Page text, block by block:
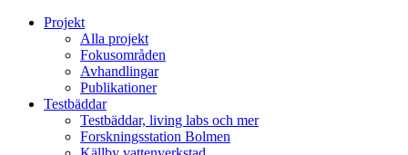
Projekt
Alla projekt
Fokusområden
Avhandlingar
Publikationer
Testbäddar
Testbäddar, living labs och mer
Forskningsstation Bolmen